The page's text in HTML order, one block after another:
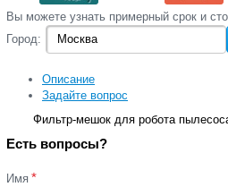
Вы‌ можете‌ узнать‌ примерный срок и
Город:
Описание
Задайте вопрос
Фильтр-мешок для робота
Есть вопросы?
Имя *